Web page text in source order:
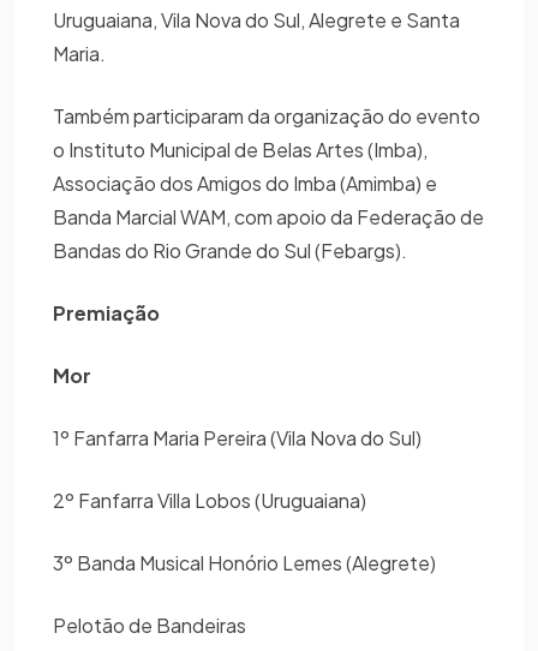
Uruguaiana, Vila Nova do Sul, Alegrete e Santa
Maria.
Também participaram da organização do evento
o Instituto Municipal de Belas Artes (Imba),
Associação dos Amigos do Imba (Amimba) e
Banda Marcial WAM, com apoio da Federação de
Bandas do Rio Grande do Sul (Febargs).
Premiação
Mor
1º Fanfarra Maria Pereira (Vila Nova do Sul)
2º Fanfarra Villa Lobos (Uruguaiana)
3º Banda Musical Honório Lemes (Alegrete)
Pelotão de Bandeiras